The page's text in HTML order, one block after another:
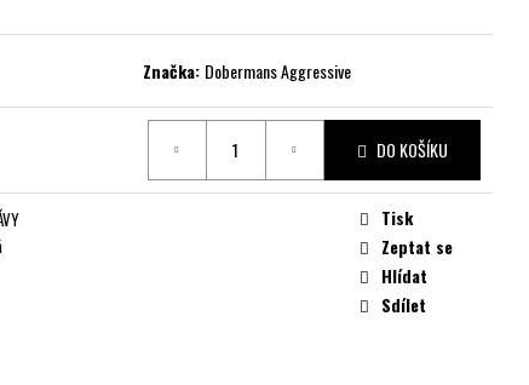
Značka: Dobermans Aggressive
DO KOŠÍKU
Tisk
Zeptat se
Hlídat
Sdílet